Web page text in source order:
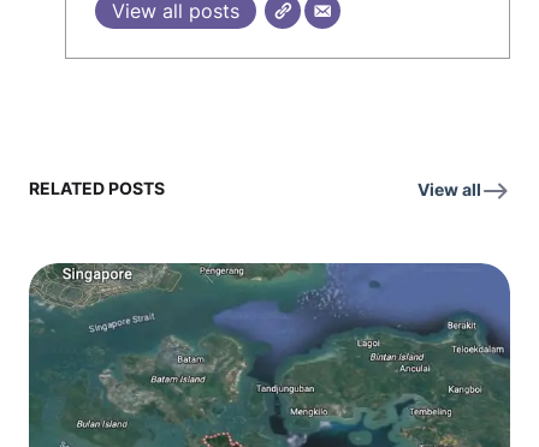
View all posts
RELATED POSTS View all